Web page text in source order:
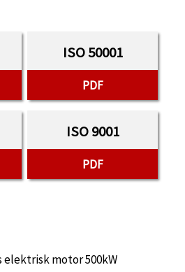
ISO 50001
PDF
ISO 9001
PDF